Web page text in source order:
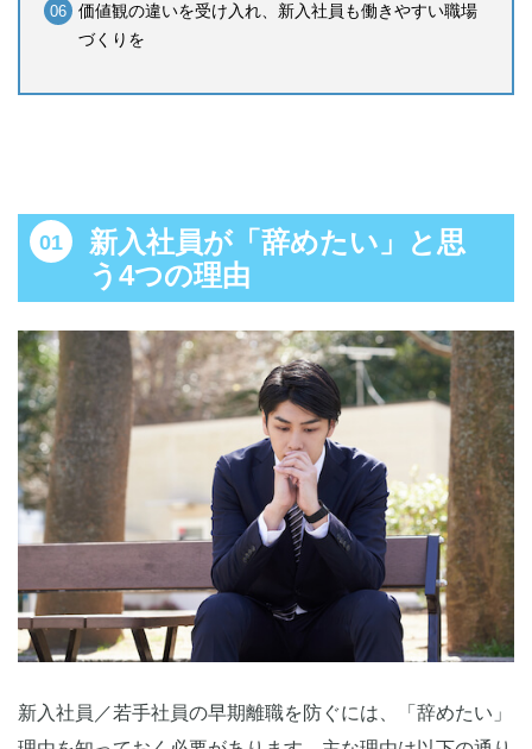
価値観の違いを受け入れ、新入社員も働きやすい職場
づくりを
新入社員が「辞めたい」と思
う4つの理由
新入社員／若手社員の早期離職を防ぐには、「辞めたい」